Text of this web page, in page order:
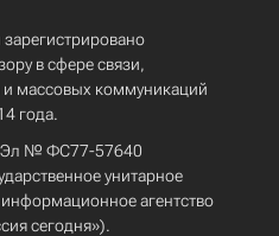
в сфере связи,
массовых коммуникаций
года.
Эл № ФС77-57640
унитарное
агентство
сегодня»).